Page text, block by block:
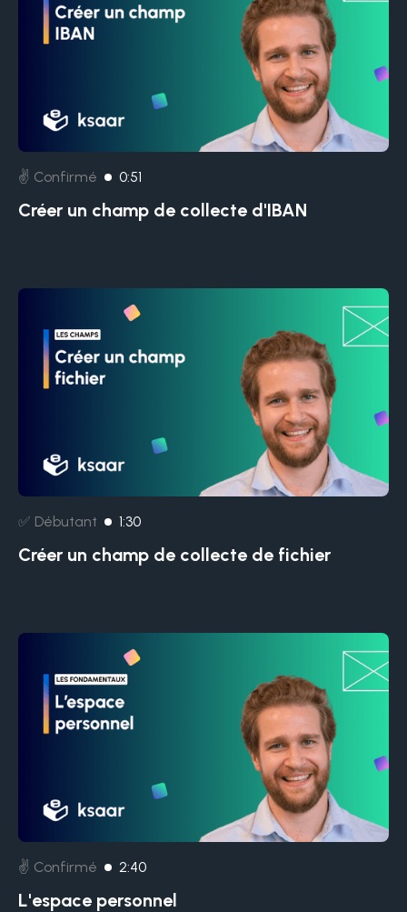
✌️ Confirmé 0:51
Créer un champ de collecte d'IBAN
✅ Débutant 1:30
Créer un champ de collecte de fichier
✌️ Confirmé 2:40
L'espace personnel